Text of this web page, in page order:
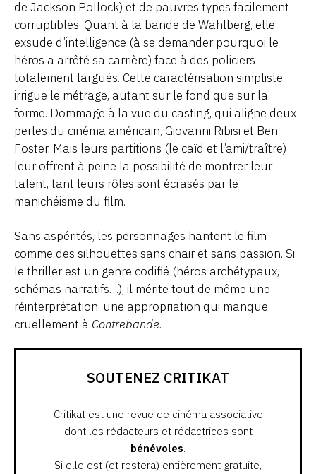
de Jackson Pollock) et de pauvres types facilement
corruptibles. Quant à la bande de Wahlberg, elle
exsude d’intelligence (à se demander pourquoi le
héros a arrêté sa carrière) face à des policiers
totalement largués. Cette caractérisation simpliste
irrigue le métrage, autant sur le fond que sur la
forme. Dommage à la vue du casting, qui aligne deux
perles du cinéma américain, Giovanni Ribisi et Ben
Foster. Mais leurs partitions (le caïd et l’ami/traître)
leur offrent à peine la possibilité de montrer leur
talent, tant leurs rôles sont écrasés par le
manichéisme du film.
Sans aspérités, les personnages hantent le film
comme des silhouettes sans chair et sans passion. Si
le thriller est un genre codifié (héros archétypaux,
schémas narratifs…), il mérite tout de même une
réinterprétation, une appropriation qui manque
cruellement à Contrebande.
SOUTENEZ CRITIKAT
Critikat est une revue de cinéma associative
dont les rédacteurs et rédactrices sont
bénévoles.
Si elle est (et restera) entièrement gratuite,